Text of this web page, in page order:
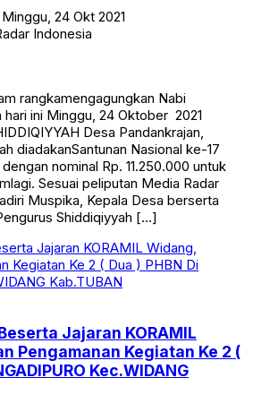
24 Okt 2021
Indonesia
rangkamengagungkan Nabi
hari ini Minggu, 24 Oktober 2021
Desa Pandankrajan,
diadakanSantunan Nasional ke-17
nominal Rp. 11.250.000 untuk
Sesuai peliputan Media Radar
Muspika, Kepala Desa berserta
Shiddiqiyyah […]
Jajaran KORAMIL
Pengamanan Kegiatan Ke 2 (
Kec.WIDANG